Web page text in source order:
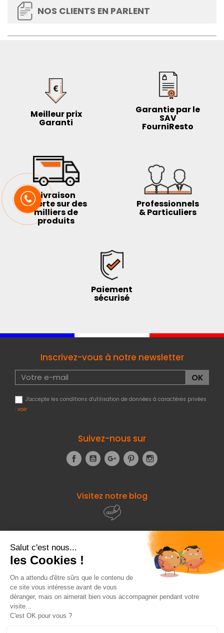
NOS CLIENTS EN PARLENT
Meilleur prix
Garanti
Garantie par le
SAV
FourniResto
Livraison
offerte sur des
milliers de
produits
Professionnels
& Particuliers
Paiement
sécurisé
Inscrivez-vous à notre newsletter
J'accepte les conditions d'utilisation de données à caractères privées
: voir
Suivez-nous sur
FacebookYouTubeGoogle+Pinterest
Visitez notre blog
À propos de
Fourniresto
Entre vous et nous